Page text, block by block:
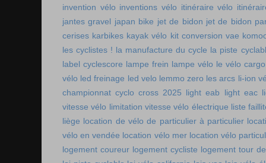
invention vélo inventions vélo itinéraire vélo
jantes gravel japan bike jet de bidon jet de bidon
cerises karbikes kayak vélo kit conversion vae
les cyclistes ! la manufacture du cycle la piste
label cyclescore lampe frein lampe vélo le vélo
vélo led freinage led velo lemmo zero les arcs li-ion
championnat cyclo cross 2025 light eab light eac
vitesse vélo limitation vitesse vélo électrique liste
liège location de vélo de particulier à particulier
vélo en vendée location vélo mer location vélo
logement coureur logement cycliste logement tour